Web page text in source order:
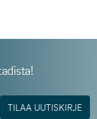
TILAA UUTISKIRJE